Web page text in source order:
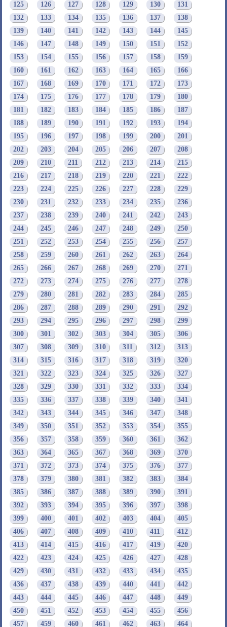
125
126 127 128 129 130
131
132
133 134 135 136 137
138
139
140 141 142 143 144
145
146
147 148 149 150 151
152
153
154 155 156 157 158
159
160
161 162 163 164 165
166
167
168 169 170 171 172
173
174
175 176 177 178 179
180
181
182 183 184 185 186
187
188
189 190 191 192 193
194
195
196 197 198 199 200
201
202
203 204 205 206 207
208
209
210 211 212 213 214
215
216
217 218 219 220 221
222
223
224 225 226 227 228
229
230
231 232 233 234 235
236
237
238 239 240 241 242
243
244
245 246 247 248 249
250
251
252 253 254 255 256
257
258
259 260 261 262 263
264
265
266 267 268 269 270
271
272
273 274 275 276 277
278
279
280 281 282 283 284
285
286
287 288 289 290 291
292
293
294 295 296 297 298
299
300
301 302 303 304 305
306
307
308 309 310 311 312
313
314
315 316 317 318 319
320
321
322 323 324 325 326
327
328
329 330 331 332 333
334
335
336 337 338 339 340
341
342
343 344 345 346 347
348
349
350 351 352 353 354
355
356
357 358 359 360 361
362
363
364 365 367 368 369
370
371
372 373 374 375 376
377
378
379 380 381 382 383
384
385
386 387 388 389 390
391
392
393 394 395 396 397
398
399
400 401 402 403 404
405
406
407 408 409 410 411
412
413
414 415 416 417 419
420
422
423 424 425 426 427
428
429
430 431 432 433 434
435
436
437 438 439 440 441
442
443
444 445 446 447 448
449
450
451 452 453 454 455
456
457
459 460 461 462 463 464